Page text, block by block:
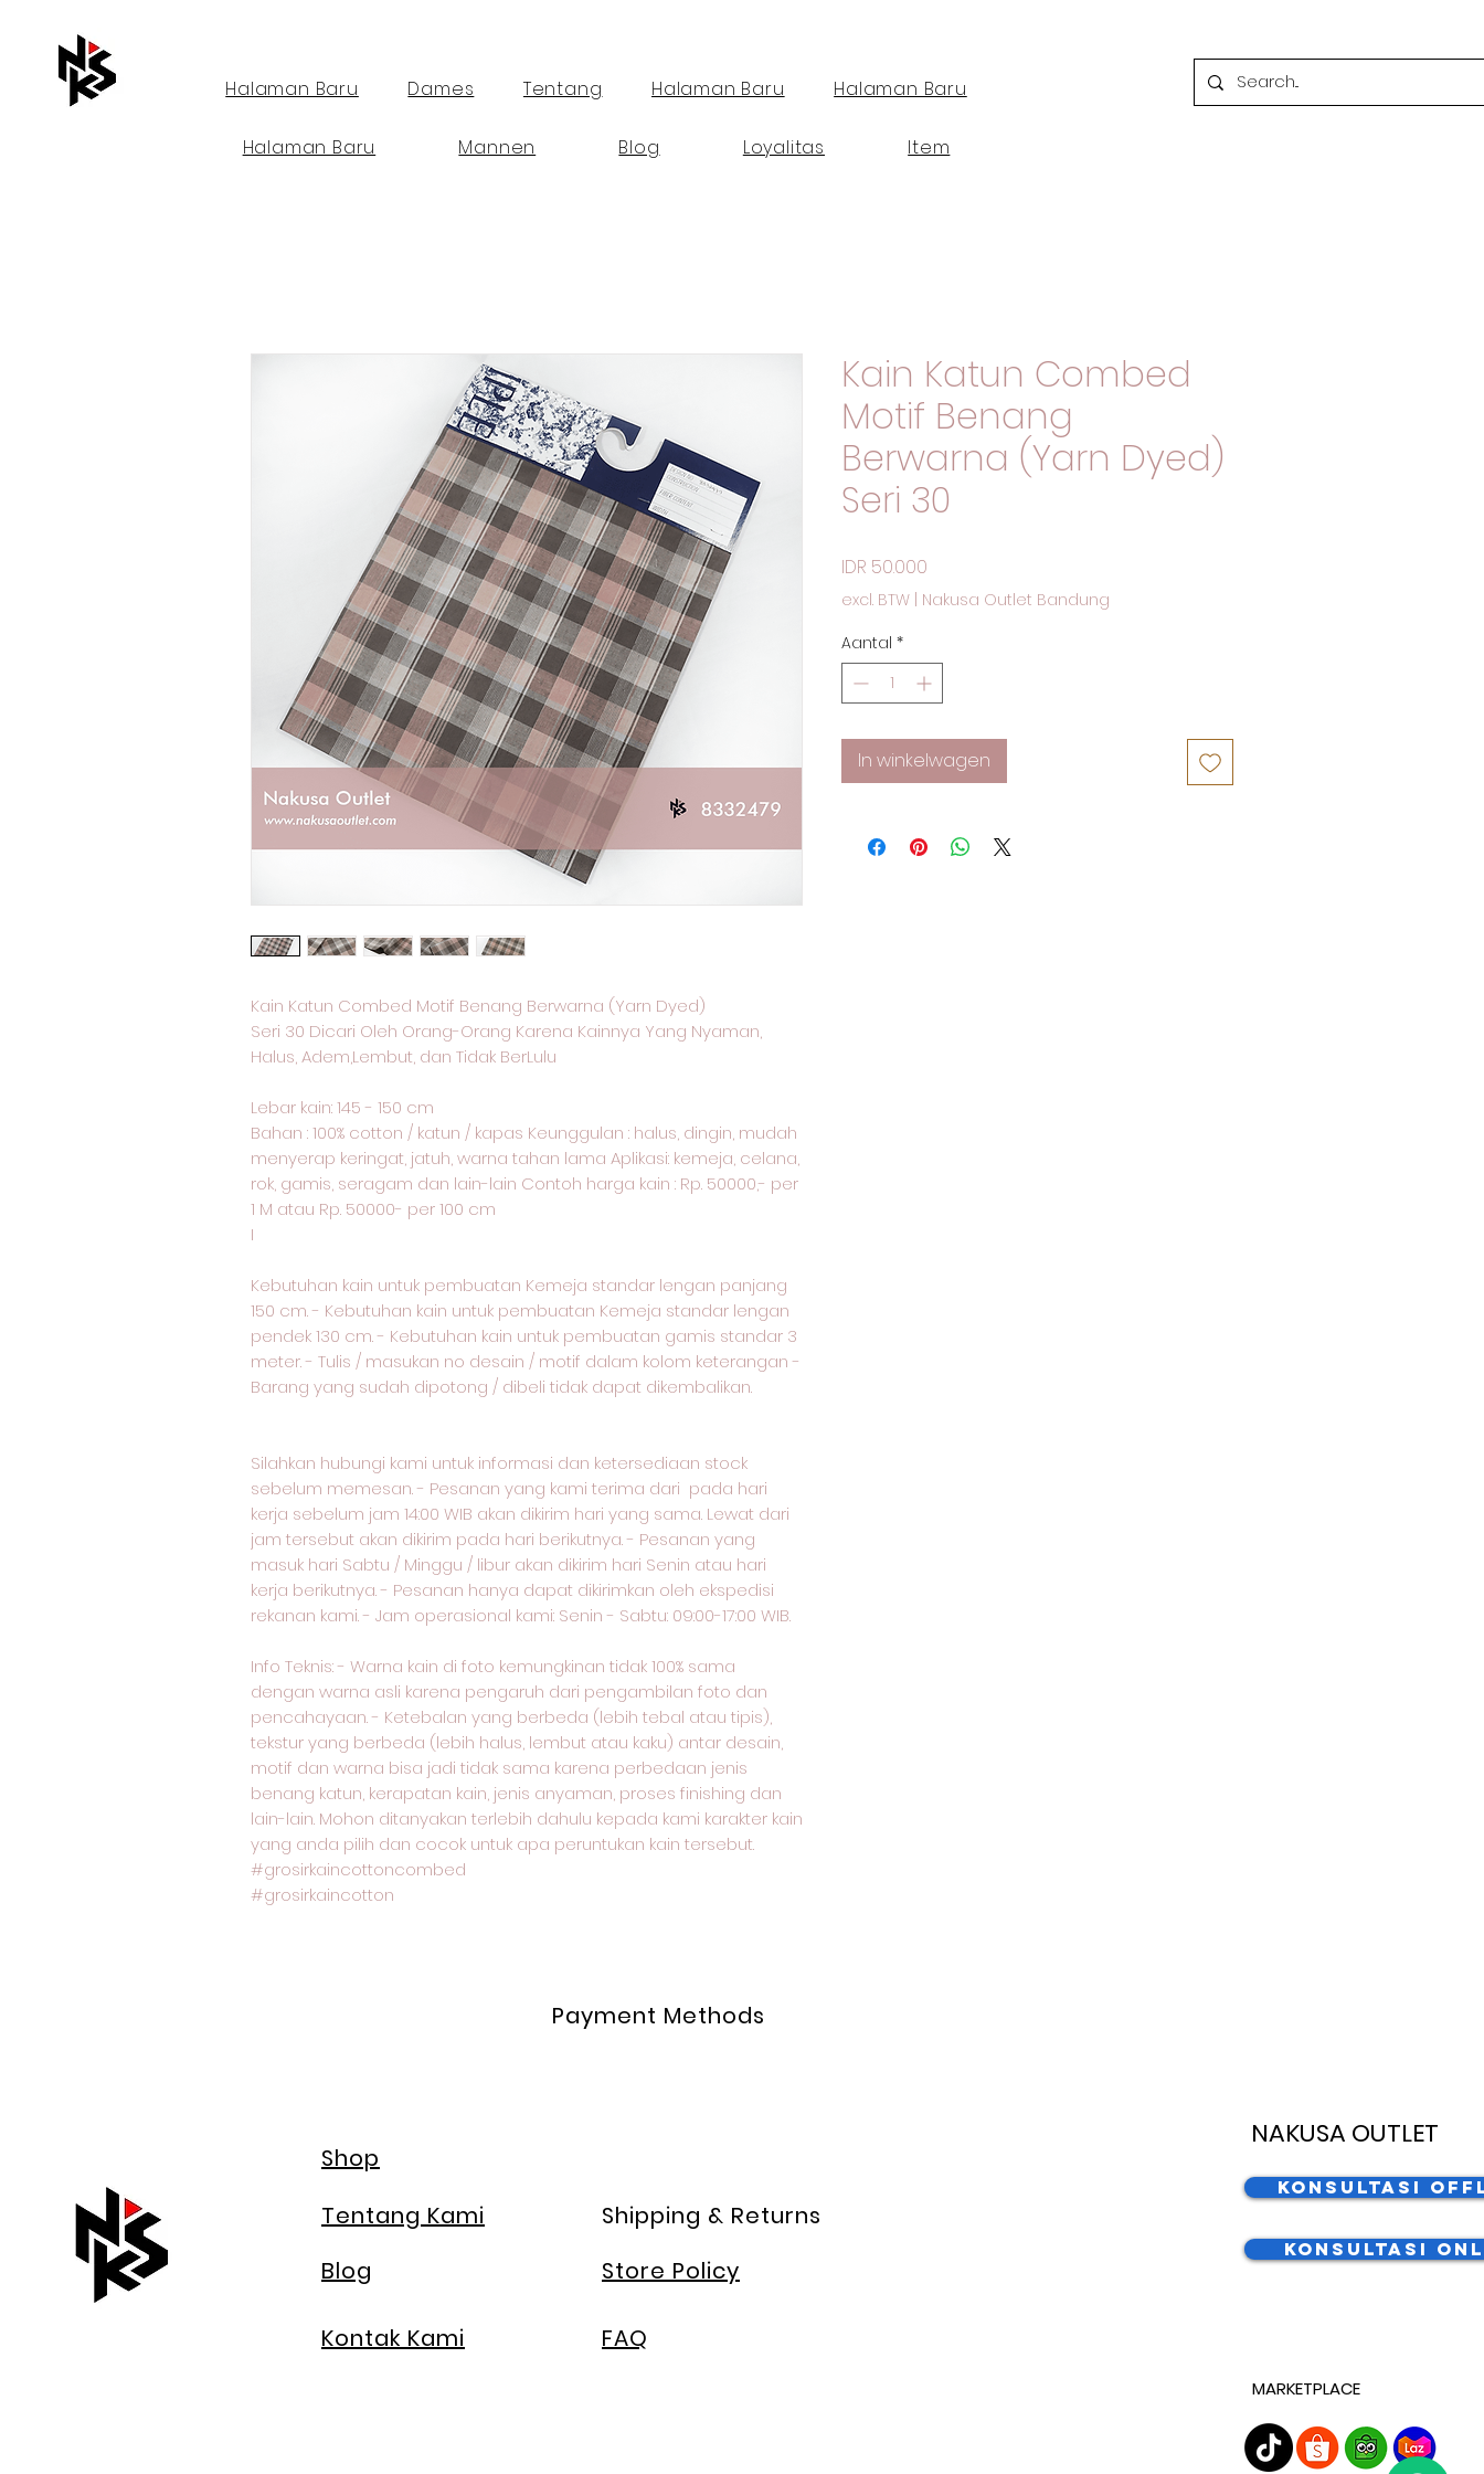
Halaman Baru Dames Tentang Halaman Baru Halaman Baru
Halaman Baru Mannen Blog Loyalitas Item
Kain Katun Combed Motif Benang Berwarna (Yarn Dyed)
Seri 30 Dicari Oleh Orang-Orang Karena Kainnya Yang Nyaman,
Halus, Adem,Lembut, dan Tidak BerLulu
Lebar kain: 145 - 150 cm
Bahan : 100% cotton / katun / kapas Keunggulan : halus, dingin, mudah
menyerap keringat, jatuh, warna tahan lama Aplikasi: kemeja, celana,
rok, gamis, seragam dan lain-lain Contoh harga kain : Rp. 50000,- per
1 M atau Rp. 50000- per 100 cm
I
Kebutuhan kain untuk pembuatan Kemeja standar lengan panjang
150 cm. - Kebutuhan kain untuk pembuatan Kemeja standar lengan
pendek 130 cm. - Kebutuhan kain untuk pembuatan gamis standar 3
meter. - Tulis / masukan no desain / motif dalam kolom keterangan -
Barang yang sudah dipotong / dibeli tidak dapat dikembalikan.
Silahkan hubungi kami untuk informasi dan ketersediaan stock
sebelum memesan. - Pesanan yang kami terima dari pada hari
kerja sebelum jam 14:00 WIB akan dikirim hari yang sama. Lewat dari
jam tersebut akan dikirim pada hari berikutnya. - Pesanan yang
masuk hari Sabtu / Minggu / libur akan dikirim hari Senin atau hari
kerja berikutnya. - Pesanan hanya dapat dikirimkan oleh ekspedisi
rekanan kami. - Jam operasional kami: Senin - Sabtu: 09:00-17:00 WIB.
Info Teknis: - Warna kain di foto kemungkinan tidak 100% sama
dengan warna asli karena pengaruh dari pengambilan foto dan
pencahayaan. - Ketebalan yang berbeda (lebih tebal atau tipis),
tekstur yang berbeda (lebih halus, lembut atau kaku) antar desain,
motif dan warna bisa jadi tidak sama karena perbedaan jenis
benang katun, kerapatan kain, jenis anyaman, proses finishing dan
lain-lain. Mohon ditanyakan terlebih dahulu kepada kami karakter kain
yang anda pilih dan cocok untuk apa peruntukan kain tersebut.
#grosirkaincottoncombed
#grosirkaincotton
Kain Katun Combed
Motif Benang
Berwarna (Yarn Dyed)
Seri 30
IDR 50.000
excl. BTW Nakusa Outlet Bandung
Aantal *
In winkelwagen
Payment Methods
Shop
Tentang Kami
Blog
Kontak Kami
Shipping & Returns
Store Policy
FAQ
NAKUSA OUTLET
Konsultasi
Konsultasi
MARKETPLACE